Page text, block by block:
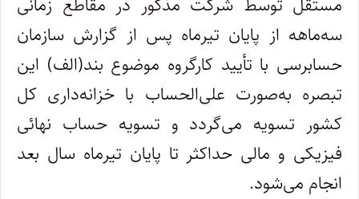
سه‌ماهه از پایان تیرماه پس از گزارش سازمان
حسابرسی با تأیید کارگروه موضوع بند(الف) این
تبصره به‌صورت علی‌الحساب با خزانه‌داری کل
کشور تسویه می‌گردد و تسویه حساب نهائی
فیزیکی و مالی حداکثر تا پایان تیرماه سال بعد
انجام می‌شود.